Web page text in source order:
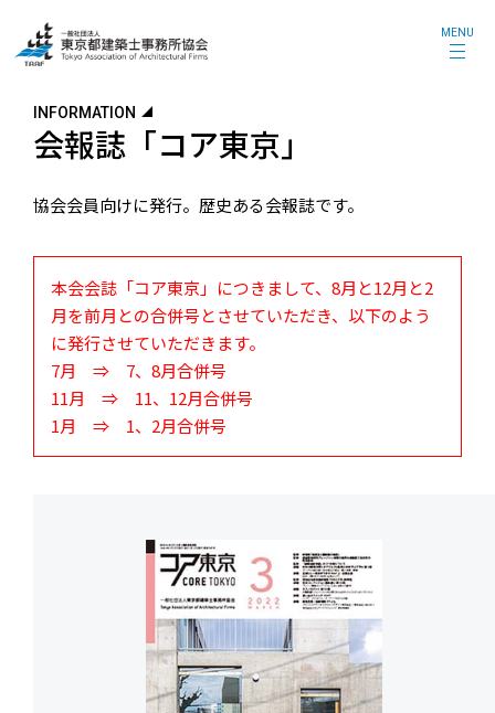
MENU
INFORMATION
会報誌「コア東京」
協会会員向けに発行。歴史ある会報誌です。
本会会誌「コア東京」につきまして、8月と12月と2
月を前月との合併号とさせていただき、以下のよう
に発行させていただきます。
7月 ⇒ 7、8月合併号
11月 ⇒ 11、12月合併号
1月 ⇒ 1、2月合併号